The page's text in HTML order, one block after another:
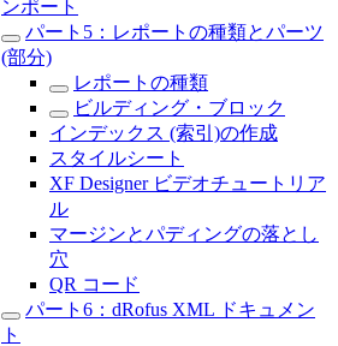
ンポート
パート5：レポートの種類とパーツ
(部分)
レポートの種類
ビルディング・ブロック
インデックス (索引)の作成
スタイルシート
XF Designer ビデオチュートリア
ル
マージンとパディングの落とし
穴
QR コード
パート6：dRofus XML ドキュメン
ト